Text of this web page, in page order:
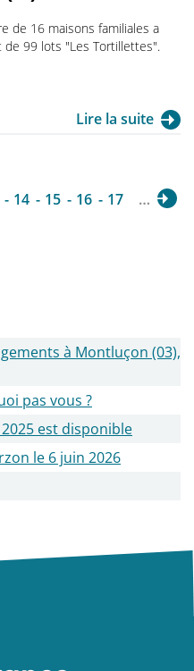
de 16 maisons familiales a
99 lots "Les Tortillettes".
Lire la suite
14 15 16 17 …
à Montluçon (03),
pas vous ?
est disponible
le 6 juin 2026